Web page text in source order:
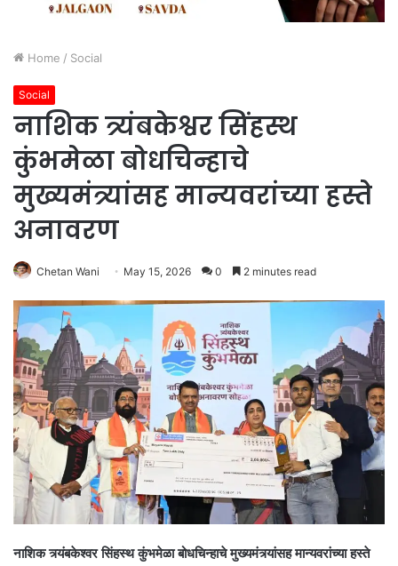
Home / Social
Social
नाशिक त्र्यंबकेश्वर सिंहस्थ
कुंभमेळा बोधचिन्हाचे
मुख्यमंत्र्यांसह मान्यवरांच्या हस्ते
अनावरण
Chetan Wani May 15, 2026 0 2 minutes read
नाशिक त्र्यंबकेश्वर सिंहस्थ कुंभमेळा बोधचिन्हाचे मुख्यमंत्र्यांसहमान्यवरांच्या हस्ते